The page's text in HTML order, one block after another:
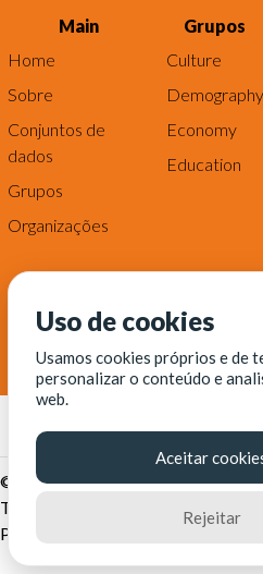
Main
Home
Sobre
Conjuntos de
dados
Grupos
Organizações
Grupos
Culture
Demography
Economy
Education
© Fortaleza Digital || CITINOVA -
Tecnologia e Inovação de
Praia de Iracema - Fortaleza-CE
Uso de cookies
Usamos cookies próprios e de
personalizar o conteúdo e
web.
Aceitar
Rejeitar